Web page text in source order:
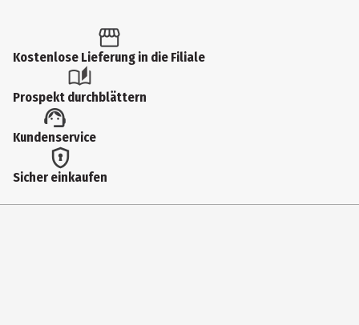
Produkttyp
Bügelmotive
Materialdetails
100% Polyester
Hersteller
Kostenlose Lieferung in die Filiale
Prospekt durchblättern
Kundenservice
Sicher einkaufen